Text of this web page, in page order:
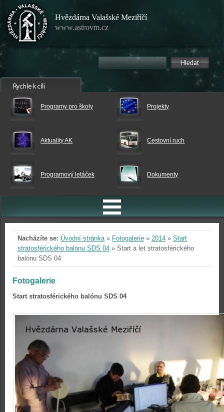
Hvězdárna Valašské Meziříčí
www.astrovm.cz
Programy pro školy Projekty
Aktuality AK Cestovní ruch
Programový letáček Dokumenty
Nacházíte se: Úvodní stránka» Fotogalerie » 2014 » Start
stratosférického balónu SDS 04 » Start a let stratosférického
balónu SDS 04
Fotogalerie
Start stratosférického balónu SDS 04